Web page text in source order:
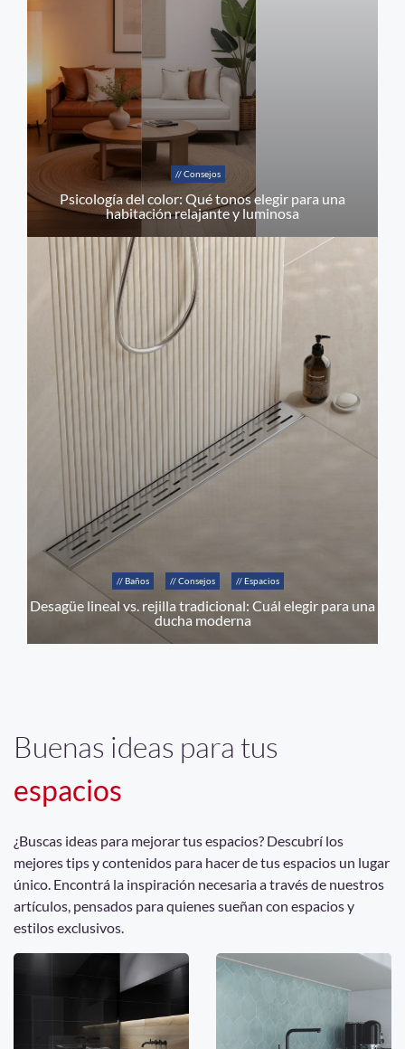
// Consejos
Psicología del color: Qué tonos elegir para una
habitación relajante y luminosa
// Baños // Consejos // Espacios
Desagüe lineal vs. rejilla tradicional: Cuál elegir para una
ducha moderna
Buenas ideas para tus
espacios
¿Buscas ideas para mejorar tus espacios? Descubrí los
mejores tips y contenidos para hacer de tus espacios un lugar
único. Encontrá la inspiración necesaria a través de nuestros
artículos, pensados para quienes sueñan con espacios y
estilos exclusivos.